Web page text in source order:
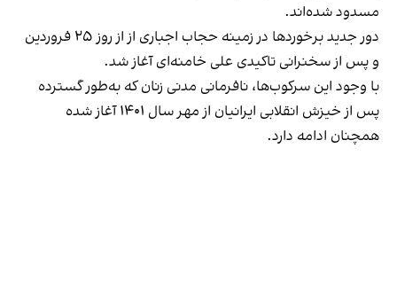
مسدود شده‌اند.
دور جدید برخوردها در زمینه حجاب اجباری از از روز ۲۵ فروردین
و پس از سخنرانی تاکیدی علی خامنه‌ایآغاز شد.
با وجود این سرکوب‌ها، نافرمانی مدنی زنان که به‌طور گسترده
پس از خیزش انقلابی ایرانیان از مهر سال ۱۴۰۱ آغاز شده
همچنان ادامه دارد.